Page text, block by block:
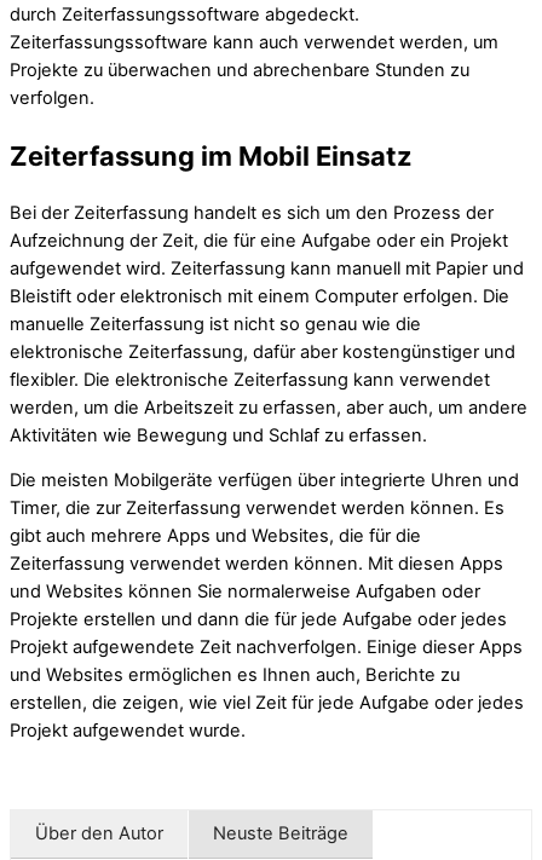
durch Zeiterfassungssoftware abgedeckt.
Zeiterfassungssoftware kann auch verwendet werden, um
Projekte zu überwachen und abrechenbare Stunden zu
verfolgen.
Zeiterfassung im Mobil Einsatz
Bei der Zeiterfassung handelt es sich um den Prozess der
Aufzeichnung der Zeit, die für eine Aufgabe oder ein Projekt
aufgewendet wird. Zeiterfassung kann manuell mit Papier und
Bleistift oder elektronisch mit einem Computer erfolgen. Die
manuelle Zeiterfassung ist nicht so genau wie die
elektronische Zeiterfassung, dafür aber kostengünstiger und
flexibler. Die elektronische Zeiterfassung kann verwendet
werden, um die Arbeitszeit zu erfassen, aber auch, um andere
Aktivitäten wie Bewegung und Schlaf zu erfassen.
Die meisten Mobilgeräte verfügen über integrierte Uhren und
Timer, die zur Zeiterfassung verwendet werden können. Es
gibt auch mehrere Apps und Websites, die für die
Zeiterfassung verwendet werden können. Mit diesen Apps
und Websites können Sie normalerweise Aufgaben oder
Projekte erstellen und dann die für jede Aufgabe oder jedes
Projekt aufgewendete Zeit nachverfolgen. Einige dieser Apps
und Websites ermöglichen es Ihnen auch, Berichte zu
erstellen, die zeigen, wie viel Zeit für jede Aufgabe oder jedes
Projekt aufgewendet wurde.
Über den Autor Neuste Beiträge